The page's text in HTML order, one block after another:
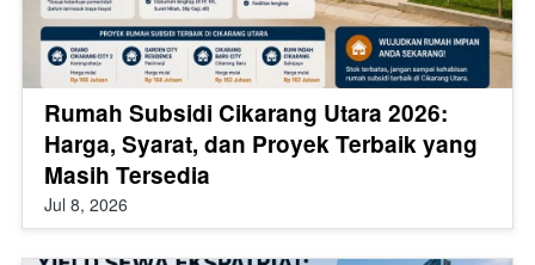
Rumah Subsidi Cikarang Utara 2026:
Harga, Syarat, dan Proyek Terbaik yang
Masih Tersedia
Jul 8, 2026